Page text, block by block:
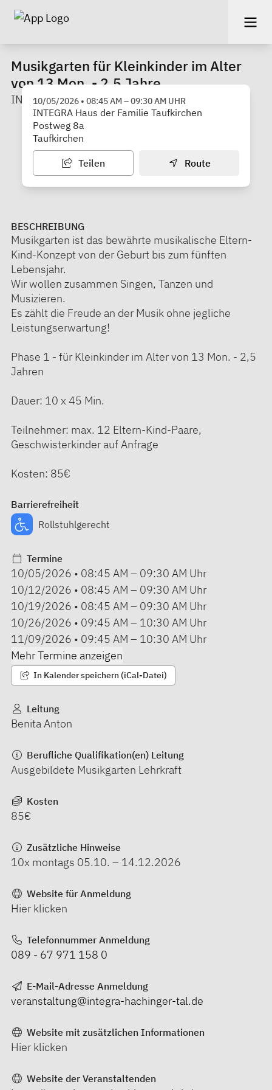
Musikgarten für Kleinkinder im Alter
von 13 Mon. - 2,5 Jahre
INTEGRA Haus der Familie Taufkirchen
10/05/2026 • 08:45 AM–09:30 AM UHR
INTEGRA Haus der Familie Taufkirchen
Postweg 8a
Taufkirchen
Teilen Route
BESCHREIBUNG
Musikgarten ist das bewährte musikalische Eltern-
Kind-Konzept von der Geburt bis zum fünften
Lebensjahr.
Wir wollen zusammen Singen, Tanzen und
Musizieren.
Es zählt die Freude an der Musik ohne jegliche
Leistungserwartung!
Phase 1 - für Kleinkinder im Alter von 13 Mon. - 2,5
Jahren
Dauer: 10 x 45 Min.
Teilnehmer: max. 12 Eltern-Kind-Paare,
Geschwisterkinder auf Anfrage
Kosten: 85€
Barrierefreiheit
Rollstuhlgerecht
Termine
10/05/2026 • 08:45 AM – 09:30 AM Uhr
10/12/2026 • 08:45 AM – 09:30 AM Uhr
10/19/2026 • 08:45 AM – 09:30 AM Uhr
10/26/2026 • 09:45 AM – 10:30 AM Uhr
11/09/2026 • 09:45 AM – 10:30 AM Uhr
Mehr Termine anzeigen
In Kalender speichern (iCal-Datei)
Leitung
Benita Anton
Berufliche Qualifikation(en) Leitung
Ausgebildete Musikgarten Lehrkraft
Kosten
85€
Zusätzliche Hinweise
10x montags 05.10. – 14.12.2026
Website für Anmeldung
Hier klicken
Telefonnummer Anmeldung
089 - 67 971 158 0
E-Mail-Adresse Anmeldung
veranstaltung@integra-hachinger-tal.de
Website mit zusätzlichen Informationen
Hier klicken
Website der Veranstaltenden